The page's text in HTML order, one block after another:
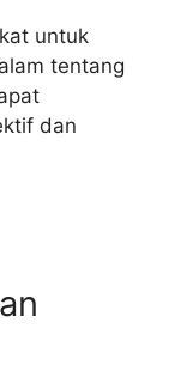
untuk
tentang
dan